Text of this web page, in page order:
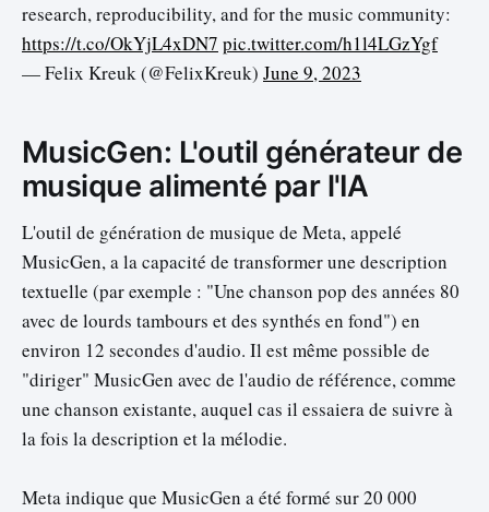
research, reproducibility, and for the music community:
https://t.co/OkYjL4xDN7 pic.twitter.com/h1l4LGzYgf
— Felix Kreuk (@FelixKreuk) June 9, 2023
MusicGen: L'outil générateur de
musique alimenté par l'IA
L'outil de génération de musique de Meta, appelé
MusicGen, a la capacité de transformer une description
textuelle (par exemple : "Une chanson pop des années 80
avec de lourds tambours et des synthés en fond") en
environ 12 secondes d'audio. Il est même possible de
"diriger" MusicGen avec de l'audio de référence, comme
une chanson existante, auquel cas il essaiera de suivre à
la fois la description et la mélodie.
Meta indique que MusicGen a été formé sur 20 000